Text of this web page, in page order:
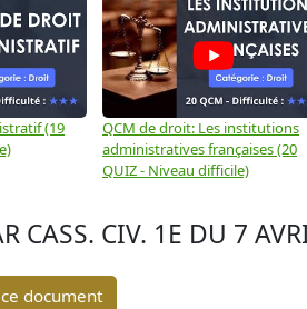
(19
QCM de droit: Les institutions
administratives françaises (20
QUIZ - Niveau difficile)
CASS. CIV. 1E DU 7
document